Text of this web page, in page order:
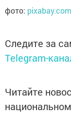
фото: pixabay.com
Следите за
Telegram-
Читайте